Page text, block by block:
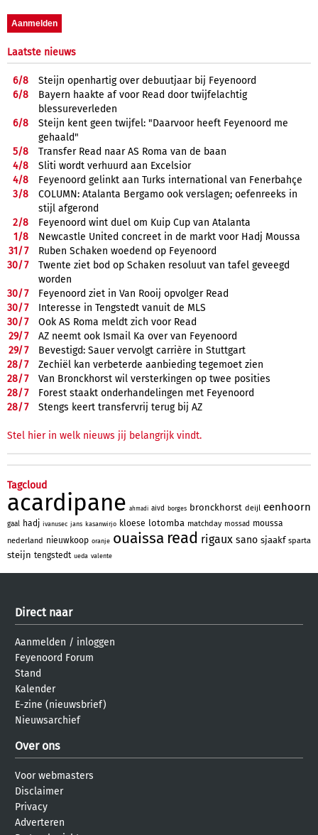
Laatste nieuws
6/8
Steijn openhartig over debuutjaar bij Feyenoord
6/8
Bayern haakte af voor Read door twijfelachtig
blessureverleden
6/8
Steijn kent geen twijfel: "Daarvoor heeft Feyenoord me
gehaald"
5/8
Transfer Read naar AS Roma van de baan
4/8
Sliti wordt verhuurd aan Excelsior
4/8
Feyenoord gelinkt aan Turks international van Fenerbahçe
3/8
COLUMN: Atalanta Bergamo ook verslagen; oefenreeks in
stijl afgerond
2/8
Feyenoord wint duel om Kuip Cup van Atalanta
1/8
Newcastle United concreet in de markt voor Hadj Moussa
31/7
Ruben Schaken woedend op Feyenoord
30/7
Twente ziet bod op Schaken resoluut van tafel geveegd
worden
30/7
Feyenoord ziet in Van Rooij opvolger Read
30/7
Interesse in Tengstedt vanuit de MLS
30/7
Ook AS Roma meldt zich voor Read
29/7
AZ neemt ook Ismail Ka over van Feyenoord
29/7
Bevestigd: Sauer vervolgt carrière in Stuttgart
28/7
Zechiël kan verbeterde aanbieding tegemoet zien
28/7
Van Bronckhorst wil versterkingen op twee posities
28/7
Forest staakt onderhandelingen met Feyenoord
28/7 Stengs keert transfervrij terug bij AZ
Stel hier in welk nieuws jij belangrijk vindt.
Tagcloud
acardipane ahmadi aivd borges bronckhorst deijl eenhoorn
gaal hadj ivanusec jans kasanwirjo kloese lotomba matchday mossad moussa
nederland nieuwkoop oranje ouaissa read rigaux sano sjaakf sparta
steijn tengstedt ueda valente
Direct naar
Aanmelden / inloggen
Feyenoord Forum
Stand
Kalender
E-zine (nieuwsbrief)
Nieuwsarchief
Over ons
Voor webmasters
Disclaimer
Privacy
Adverteren